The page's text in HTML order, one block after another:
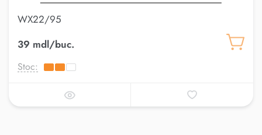
WX22/95
39 mdl/buc.
Stoc: